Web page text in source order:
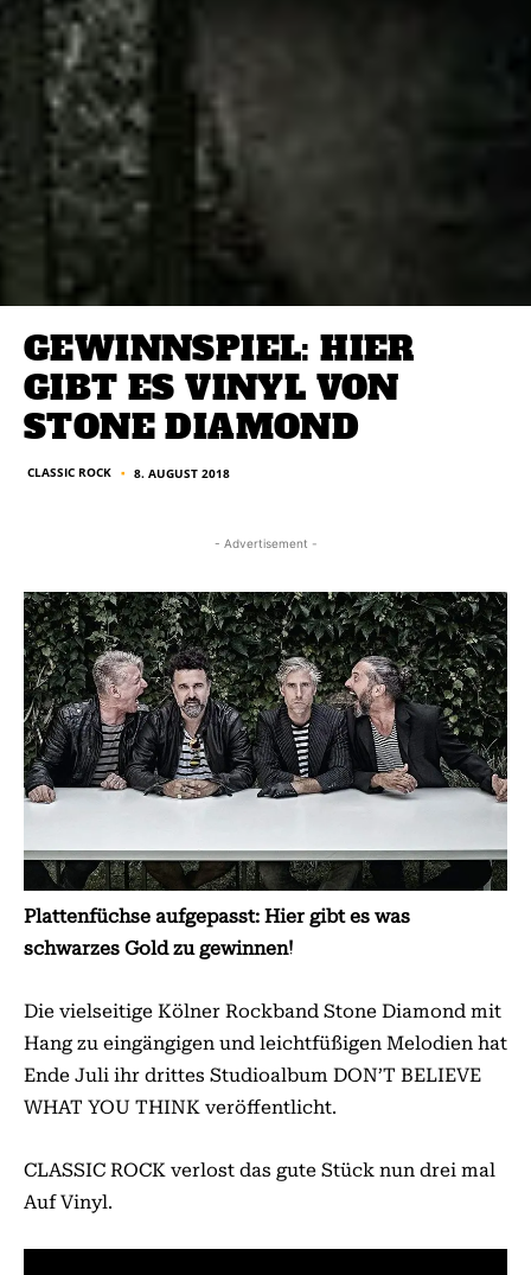
GEWINNSPIEL: HIER
GIBT ES VINYL VON
STONE DIAMOND
CLASSIC ROCK ■ 8. AUGUST 2018
- Advertisement -
Plattenfüchse aufgepasst: Hier gibt es was
schwarzes Gold zu gewinnen!
Die vielseitige Kölner Rockband Stone Diamond mit
Hang zu eingängigen und leichtfüßigen Melodien hat
Ende Juli ihr drittes Studioalbum DON’T BELIEVE
WHAT YOU THINK veröffentlicht.
CLASSIC ROCK verlost das gute Stück nun drei mal
Auf Vinyl.